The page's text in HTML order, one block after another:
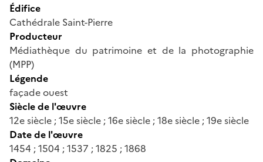
Édifice
Cathédrale Saint-Pierre
Producteur
Médiathèque du patrimoine et de la photographie
(MPP)
Légende
façade ouest
Siècle de l'œuvre
12e siècle ; 15e siècle ; 16e siècle ; 18e siècle ; 19e siècle
Date de l'œuvre
1454 ; 1504 ; 1537 ; 1825 ; 1868